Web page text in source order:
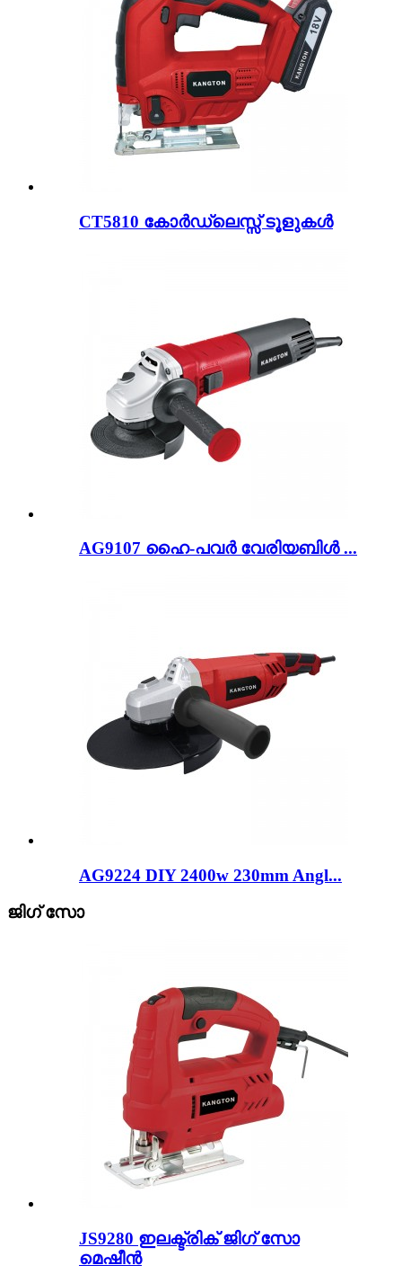
CT5810 കോർഡ്ലെസ്സ് ടൂളുകൾ
AG9107 ഹൈ-പവർ വേരിയബിൾ ...
AG9224 DIY 2400w 230mm Angl...
ജിഗ് സോ
JS9280 ഇലക്ട്രിക് ജിഗ് സോ
മെഷീൻ